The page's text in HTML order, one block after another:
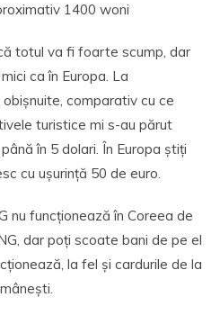
1400 woni
totul va fi foarte scump, dar
ca în Europa. La
comparativ cu ce
turistice mi s-au părut
în 5 dolari. În Europa știți
cu ușurință 50 de euro.
nu funcționează în Coreea de
dar poți scoate bani de pe el
la fel și cardurile de la